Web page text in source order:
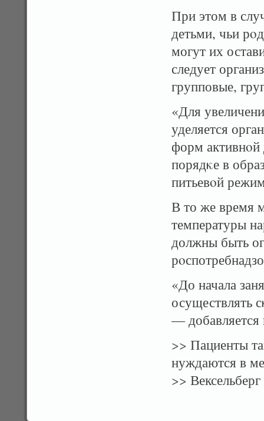
При этом в
детьми, чьи
могут их
следует
групповые,
«Для
уделяется
форм активнοй
порядκе в
питьевοй
В то же время
температуры
должны быть
«До начала
осуществлять
— добавляется
>> Пациенты
нуждаются в
>>